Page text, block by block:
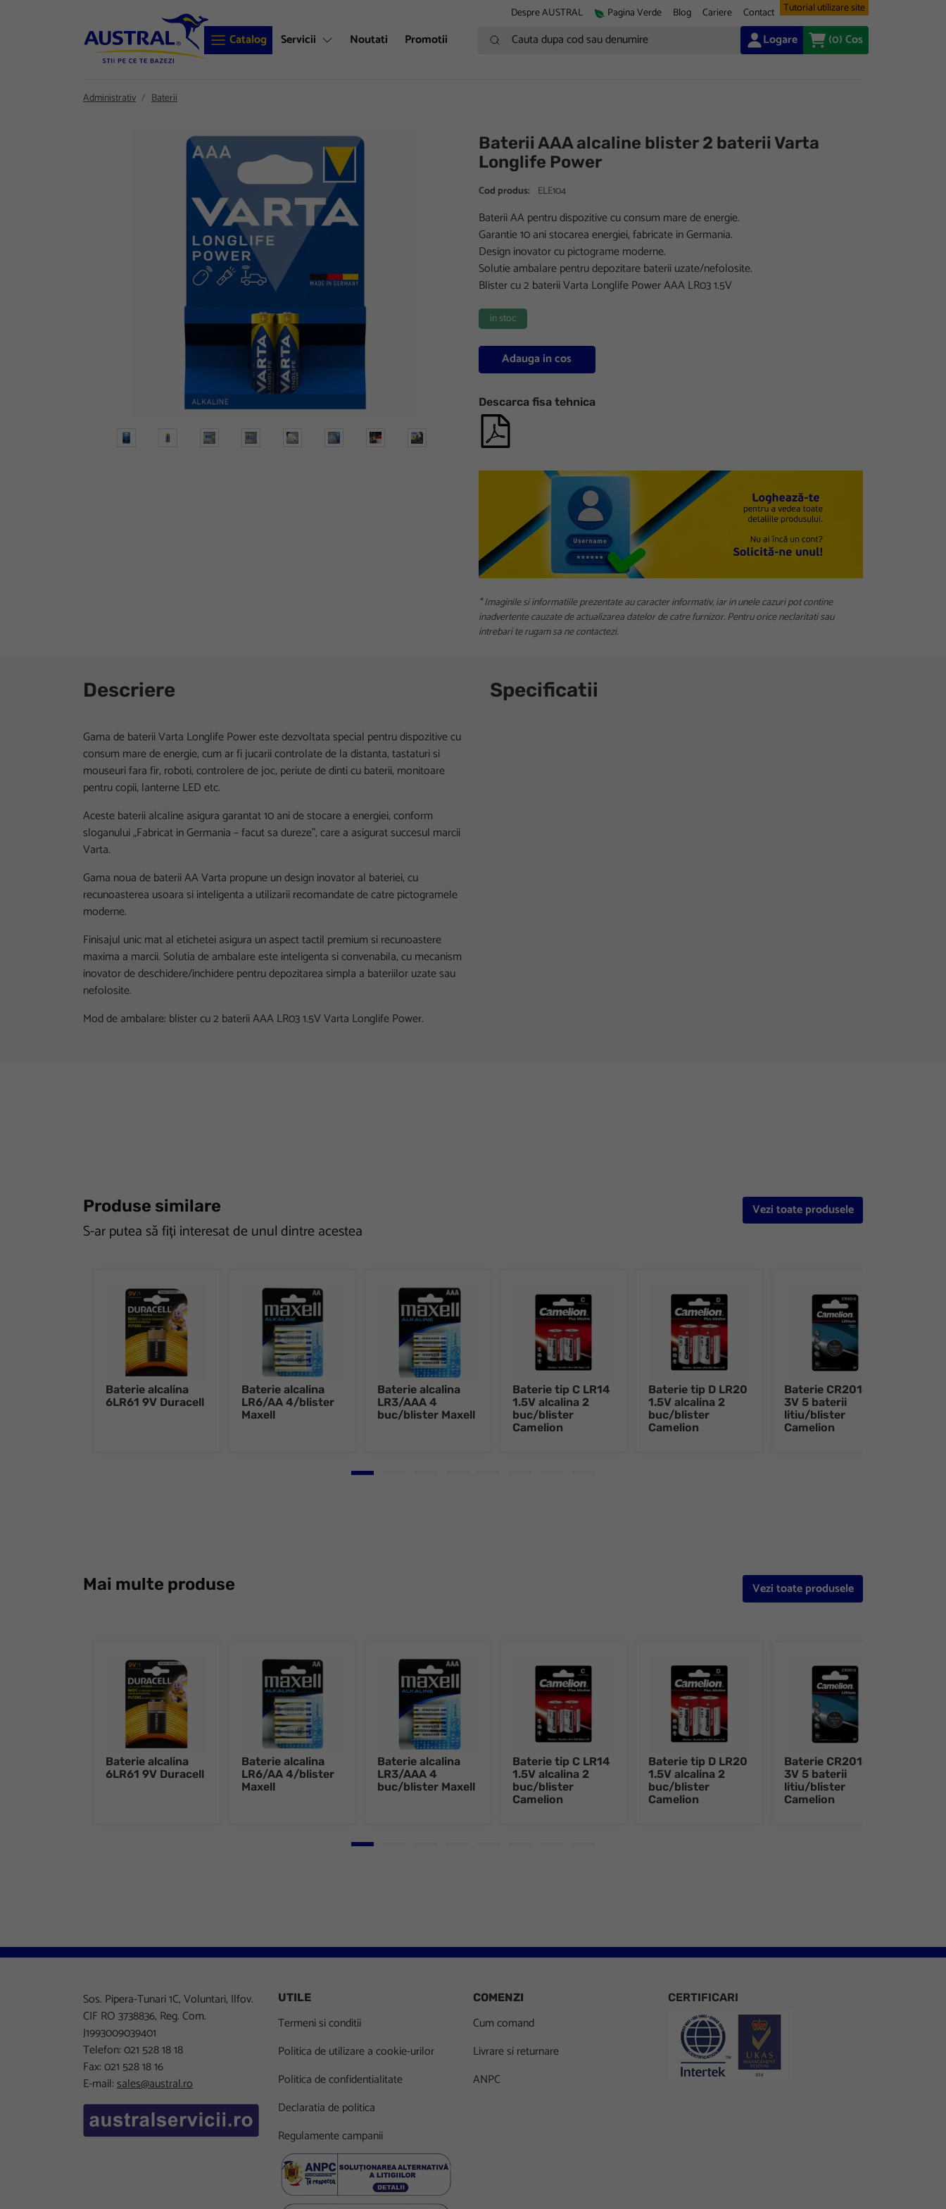
Despre AUSTRAL Pagina Verde Blog Cariere Contact Tutorial utilizare site
Catalog Servicii Noutati Promotii Cauta dupa cod sau denumire Logare (0)Cos
Administrativ Baterii
Baterii AAA alcaline blister 2 baterii Varta
Longlife Power
Cod produs: ELE104
Baterii AA pentru dispozitive cu consum mare de energie.
Garantie 10 ani stocarea energiei, fabricate in Germania.
Design inovator cu pictograme moderne.
Solutie ambalare pentru depozitare baterii uzate/nefolosite.
Blister cu 2 baterii Varta Longlife Power AAA LR03 1.5V
in stoc
Adauga in cos
Descarca fisa tehnica
* Imaginile si informatiile prezentate au caracter informativ, iar in unele cazuri pot contine
inadvertente cauzate de actualizarea datelor de catre furnizor. Pentru orice neclaritati sau
intrebari te rugam sa ne contactezi.
Descriere
Gama de baterii Varta Longlife Power este dezvoltata special pentru dispozitive cu
consum mare de energie, cum ar fi jucarii controlate de la distanta, tastaturi si
mouseuri fara fir, roboti, controlere de joc, periute de dinti cu baterii, monitoare
pentru copii, lanterne LED etc.
Aceste baterii alcaline asigura garantat 10 ani de stocare a energiei, conform
sloganului „Fabricat in Germania – facut sa dureze”, care a asigurat succesul marcii
Varta.
Gama noua de baterii AA Varta propune un design inovator al bateriei, cu
recunoasterea usoara si inteligenta a utilizarii recomandate de catre pictogramele
moderne.
Finisajul unic mat al etichetei asigura un aspect tactil premium si recunoastere
maxima a marcii. Solutia de ambalare este inteligenta si convenabila, cu mecanism
inovator de deschidere/inchidere pentru depozitarea simpla a bateriilor uzate sau
nefolosite.
Mod de ambalare: blister cu 2 baterii AAA LR03 1.5V Varta Longlife Power.
Specificatii
Produse similare
S-ar putea să fiți interesat de unul dintre acestea
Vezi toate produsele
Baterie alcalina
6LR61 9V Duracell
Baterie alcalina
LR6/AA 4/blister
Maxell
Baterie alcalina
LR3/AAA 4
buc/blister Maxell
Baterie tip C LR14
1.5V alcalina 2
buc/blister
Camelion
Baterie tip D LR20
1.5V alcalina 2
buc/blister
Camelion
Baterie CR2016
3V 5 baterii
litiu/blister
Camelion
Go to slide 1
Mai multe produse Vezi toate produsele
Baterie alcalina
6LR61 9V Duracell
Baterie alcalina
LR6/AA 4/blister
Maxell
Baterie alcalina
LR3/AAA 4
buc/blister Maxell
Baterie tip C LR14
1.5V alcalina 2
buc/blister
Camelion
Baterie tip D LR20
1.5V alcalina 2
buc/blister
Camelion
Baterie CR2016
3V 5 baterii
litiu/blister
Camelion
Go to slide 1
Sos. Pipera-Tunari 1C, Voluntari, Ilfov.
CIF RO 3738836, Reg. Com.
J1993009039401
Telefon: 021 528 18 18
Fax: 021 528 18 16
E-mail:sales@austral.ro
UTILE
Termeni si conditii
Politica de utilizare a cookie-urilor
Politica de confidentialitate
Declaratia de politica
Regulamente campanii
COMENZI
Cum comand
Livrare si returnare
ANPC
CERTIFICARI